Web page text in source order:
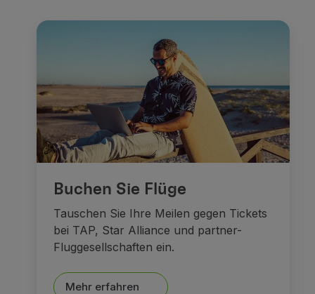
Buchen Sie Flüge
Tauschen Sie Ihre Meilen gegen Tickets
bei TAP, Star Alliance und partner-
Fluggesellschaften ein.
Mehr erfahren